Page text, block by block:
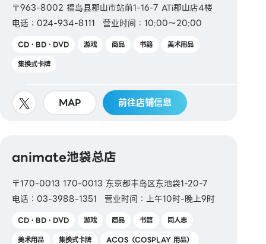
〒963-8002 福岛县郡山市站前1-16-7 ATi郡山店4楼
电话：024-934-8111
营业时间：10:00～20:00
CD・BD・DVD 游戏 商品 书籍
美术用品
集换式卡牌
MAP 前往店铺信息
animate池袋总店
〒170-0013 170-0013 东京都丰岛区东池袋1-20-7
电话：03-3988-1351
营业时间：上午10时-晚上9时
CD・BD・DVD 游戏 商品 书籍
同人志
美术用品
集换式卡牌 ACOS（COSPLAY 用品）